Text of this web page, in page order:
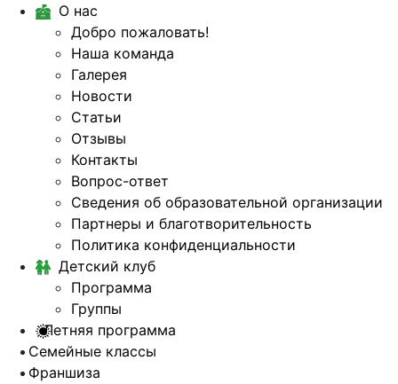
О нас
Добро пожаловать!
Наша команда
Галерея
Новости
Статьи
Отзывы
Контакты
Вопрос-ответ
Сведения об образовательной организации
Партнеры и благотворительность
Политика конфиденциальности
Детский клуб
Программа
Группы
Летняя программа
Семейные классы
Франшиза